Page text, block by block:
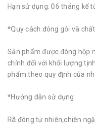
Hạn sử dụng: 06 tháng kể
*Quy cách đóng gói và
Sản phẩm được đóng hộp
chính đối với khối lượng
phẩm theo quy định của
*Hướng dẫn sử dụng:
Rã đông tự nhiên,chiên